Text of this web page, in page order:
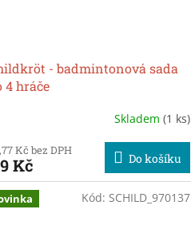
- badmintonová sada
4 hráče
Skladem (1 ks)
Kč bez DPH
Kč Do košíku
Kód: SCHILD_970137